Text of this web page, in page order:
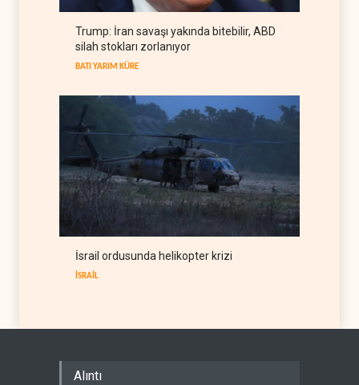
yeni yaptırımlar
Trump: İran savaşı yakında bitebilir, ABD
silah stokları zorlanıyor
BATI YARIM KÜRE
İsrail ordusunda helikopter krizi
İSRAİL
Alıntı